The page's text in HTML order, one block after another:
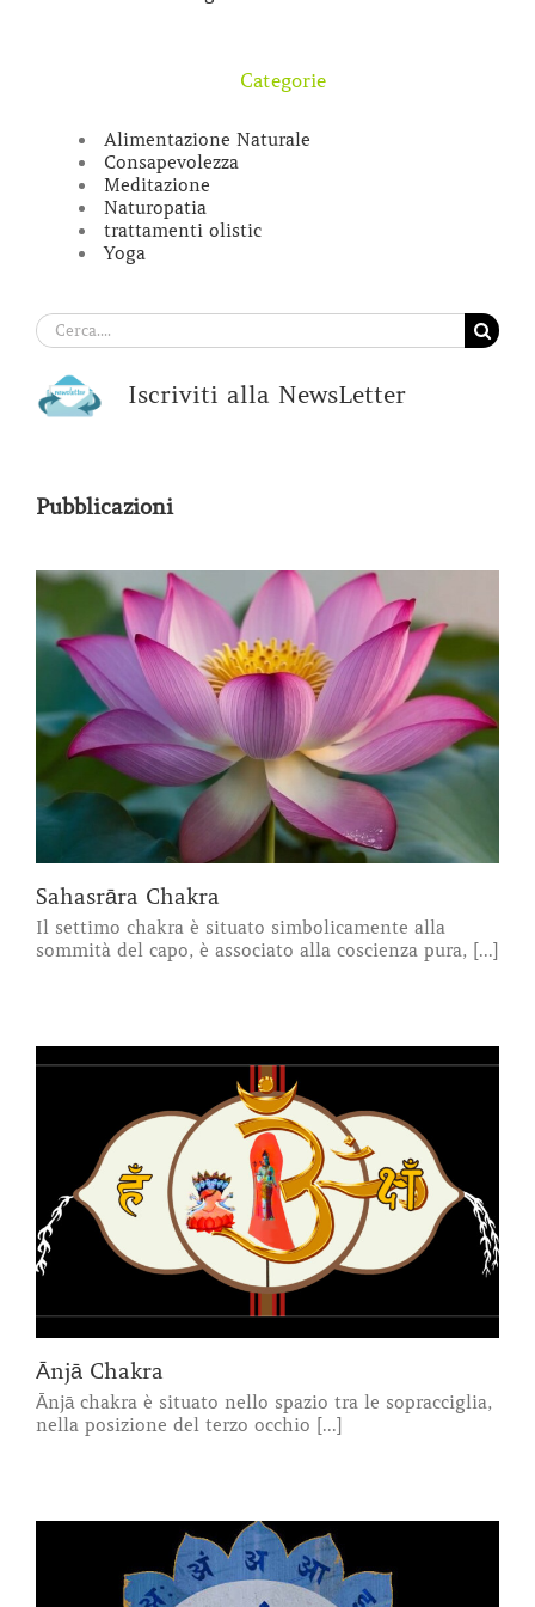
Categorie
Alimentazione Naturale
Consapevolezza
Meditazione
Naturopatia
trattamenti olistic
Yoga
Cerca
per:
Iscriviti alla NewsLetter
Pubblicazioni
Sahasrāra Chakra
Il settimo chakra è situato simbolicamente alla
sommità del capo, è associato alla coscienza pura, [...]
Ānjā Chakra
Ānjā chakra è situato nello spazio tra le sopracciglia,
nella posizione del terzo occhio [...]